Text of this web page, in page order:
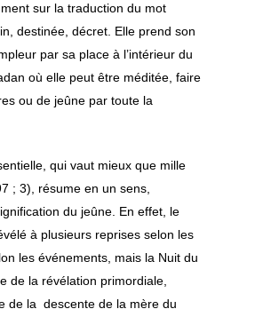
sur la traduction du mot
destinée, décret. Elle prend son
par sa place à l’intérieur du
où elle peut être méditée, faire
ou de jeûne par toute la
qui vaut mieux que mille
; 3), résume en un sens,
du jeûne. En effet, le
à plusieurs reprises selon les
les événements, mais la Nuit du
de la révélation primordiale,
de la descente de la mère du